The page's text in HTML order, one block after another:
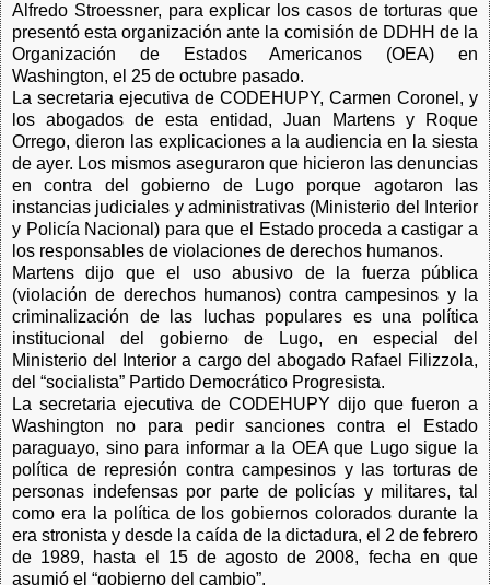
Alfredo Stroessner, para explicar los casos de torturas que
presentó esta organización ante la comisión de DDHH de la
Organización de Estados Americanos (OEA) en
Washington, el 25 de octubre pasado.
La secretaria ejecutiva de CODEHUPY, Carmen Coronel, y
los abogados de esta entidad, Juan Martens y Roque
Orrego, dieron las explicaciones a la audiencia en la siesta
de ayer. Los mismos aseguraron que hicieron las denuncias
en contra del gobierno de Lugo porque agotaron las
instancias judiciales y administrativas (Ministerio del Interior
y Policía Nacional) para que el Estado proceda a castigar a
los responsables de violaciones de derechos humanos.
Martens dijo que el uso abusivo de la fuerza pública
(violación de derechos humanos) contra campesinos y la
criminalización de las luchas populares es una política
institucional del gobierno de Lugo, en especial del
Ministerio del Interior a cargo del abogado Rafael Filizzola,
del “socialista” Partido Democrático Progresista.
La secretaria ejecutiva de CODEHUPY dijo que fueron a
Washington no para pedir sanciones contra el Estado
paraguayo, sino para informar a la OEA que Lugo sigue la
política de represión contra campesinos y las torturas de
personas indefensas por parte de policías y militares, tal
como era la política de los gobiernos colorados durante la
era stronista y desde la caída de la dictadura, el 2 de febrero
de 1989, hasta el 15 de agosto de 2008, fecha en que
asumió el “gobierno del cambio”.